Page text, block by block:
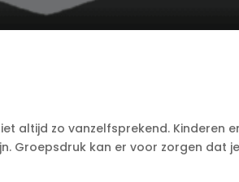
altijd zo vanzelfsprekend. Kinderen
Groepsdruk kan er voor zorgen dat